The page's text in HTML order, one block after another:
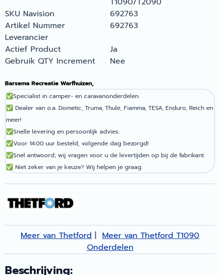
SKU Navision
692763
Artikel Nummer
Leverancier
692763
Actief Product
Ja
Gebruik QTY Increment
Nee
Barsema Recreatie Warfhuizen,
✅Specialist in camper- en caravanonderdelen.
✅ Dealer van o.a. Dometic, Truma, Thule, Fiamma, TESA, Enduro, Reich en
meer!
✅Snelle levering en persoonlijk advies.
✅Voor 14:00 uur besteld, volgende dag bezorgd!
✅Snel antwoord; wij vragen voor u de levertijden op bij de fabrikant.
✅ Niet zeker van je keuze? Wij helpen je graag.
Meer van Thetford | Meer van Thetford T1090
Onderdelen
Beschrijving: